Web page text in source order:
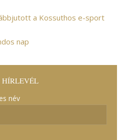
a Kossuthos e-sport
nap
HÍRLEVÉL
név